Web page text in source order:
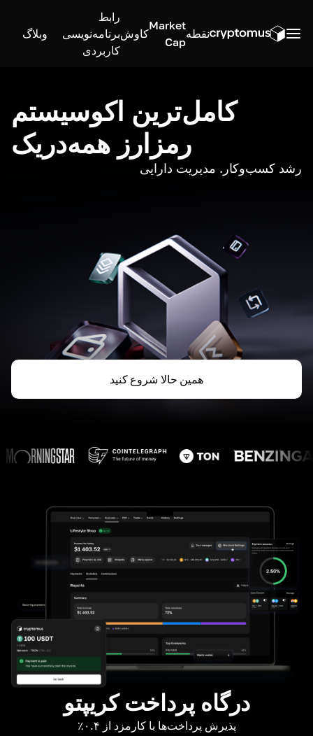
نقطه
Market
Cap
کاوش
رابط
برنامه‌نویسی
کاربردی
وبلاگ
کامل‌ترین اکوسیستم
رمزارز همه‌در‌یک
رشد کسب‌وکار. مدیریت دارایی
همین حالا شروع کنید
درگاه پرداخت کریپتو
پذیرش پرداخت‌ها با کارمزد از ۰.۴٪